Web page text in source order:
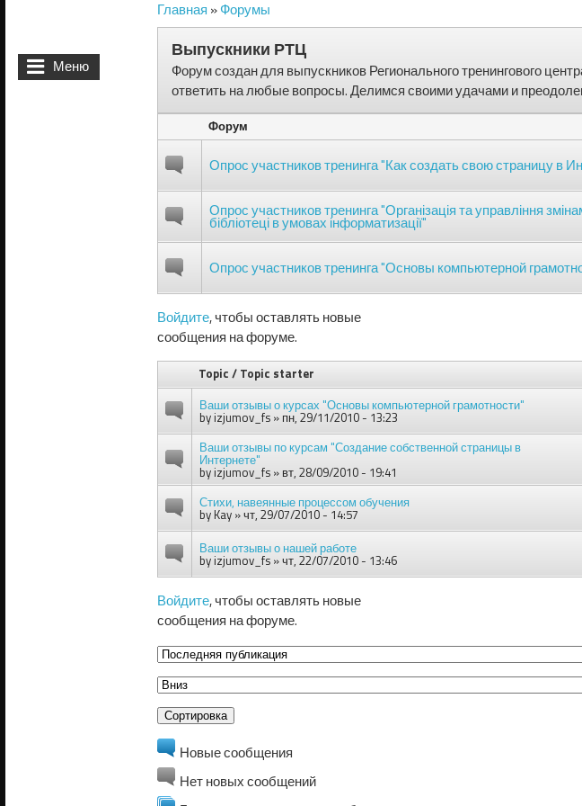
Меню
Вы здесь
Главная »Форумы
Выпускники РТЦ
Форум создан для выпускников Регионального тренингового
ответить на любые вопросы. Делимся своими удачами и
Форум
Опрос участников тренинга "Как создать свою страницу в
Опрос участников тренинга "Організація та управління
бібліотеці в умовах інформатизації"
Опрос участников тренинга "Основы компьютерной
Войдите, чтобы оставлять новые
сообщения на форуме.
Topic / Topic starter
Ваши отзывы о курсах "Основы компьютерной грамотности"
byizjumov_fs» пн, 29/11/2010 - 13:23
Ваши отзывы по курсам "Создание собственной страницы в
Интернете"
by izjumov_fs» вт, 28/09/2010 - 19:41
Стихи, навеянные процессом обучения
byKay» чт, 29/07/2010 - 14:57
Ваши отзывы о нашей работе
byizjumov_fs» чт, 22/07/2010 - 13:46
Войдите, чтобы оставлять новые
сообщения на форуме.
Сортировка по
Сортировка
Новые сообщения
Нет новых сообщений